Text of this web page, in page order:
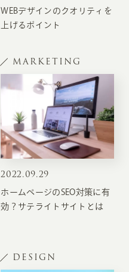
WEBデザインのクオリティを
上げるポイント
MARKETING
2022.09.29
ホームページのSEO対策に有
効？サテライトサイトとは
DESIGN